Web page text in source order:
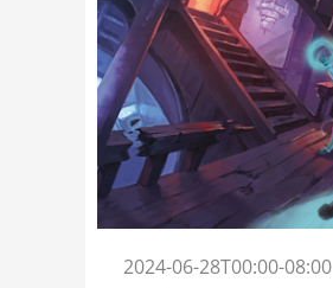
2024-06-28T00:00-08:00